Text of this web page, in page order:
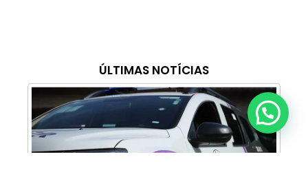
ÚLTIMAS NOTÍCIAS
Anunciar ou recomendar matéria